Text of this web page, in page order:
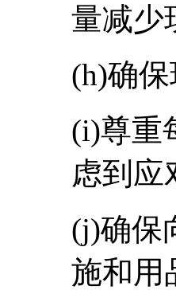
量减少
(h)确
(i)尊重
虑到应
(j)确保
施和用